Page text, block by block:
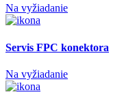
Na vyžiadanie
Servis FPC konektora
Na vyžiadanie